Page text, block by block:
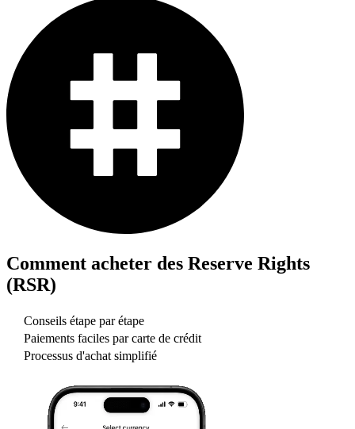
Comment acheter des Reserve Rights
(RSR)
Conseils étape par étape
Paiements faciles par carte de crédit
Processus d'achat simplifié